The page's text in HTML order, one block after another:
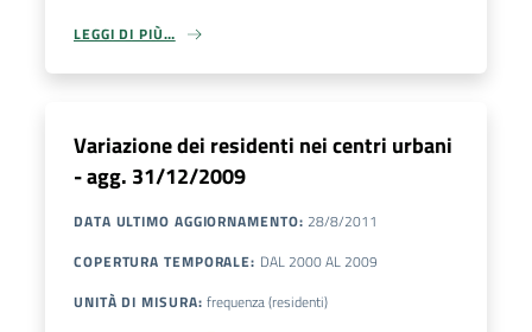
LEGGI DI PIÙ…
Variazione dei residenti nei centri urbani
- agg. 31/12/2009
DATA ULTIMO AGGIORNAMENTO: 28/8/2011
COPERTURA TEMPORALE: DAL 2000AL 2009
UNITÀ DI MISURA: frequenza (residenti)